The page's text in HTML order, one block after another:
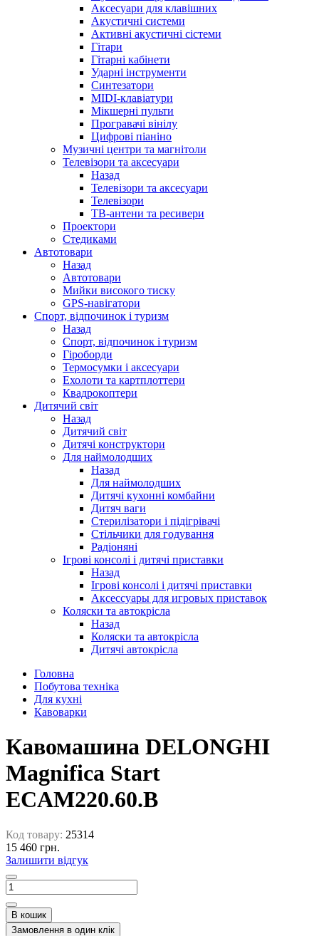
Аксесуари для клавішних
Акустичні системи
Активні акустичні сістеми
Гітари
Гітарні кабінети
Ударні інструменти
Синтезатори
MIDI-клавіатури
Мікшерні пульти
Програвачі вінілу
Цифрові піаніно
Музичні центри та магнітоли
Телевізори та аксесуари
Назад
Телевізори та аксесуари
Телевізори
ТВ-антени та ресивери
Проектори
Стедиками
Автотовари
Назад
Автотовари
Мийки високого тиску
GPS-навігатори
Спорт, відпочинок і туризм
Назад
Спорт, відпочинок і туризм
Гіроборди
Термосумки і аксесуари
Ехолоти та картплоттери
Квадрокоптери
Дитячий світ
Назад
Дитячий світ
Дитячі конструктори
Для наймолодших
Назад
Для наймолодших
Дитячі кухонні комбайни
Дитяч ваги
Стерилізатори і підігрівачі
Стільчики для годування
Радіоняні
Ігрові консолі і дитячі приставки
Назад
Ігрові консолі і дитячі приставки
Аксессуары для игровых приставок
Коляски та автокрісла
Назад
Коляски та автокрісла
Дитячі автокрісла
Головна
Побутова техніка
Для кухні
Кавоварки
Кавомашина DELONGHI
Magnifica Start
ECAM220.60.B
Код товару: 25314
15 460 грн.
Залишити відгук
В кошик
Замовлення в один клік